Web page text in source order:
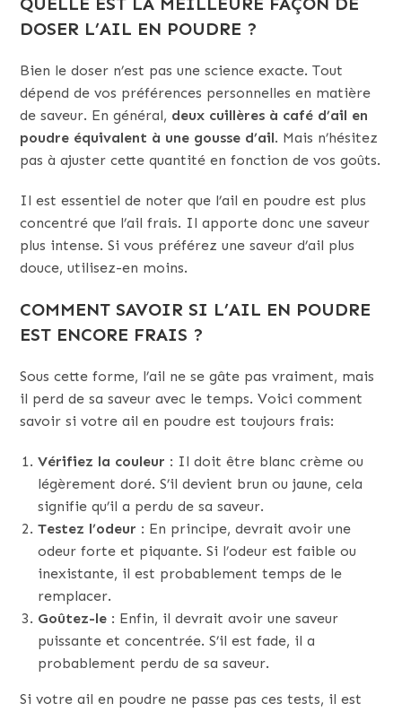
DOSER L’AIL EN POUDRE ?
Bien le doser n’est pas une science exacte. Tout
dépend de vos préférences personnelles en matière
de saveur. En général, deux cuillères à café d’ail en
poudre équivalent à une gousse d’ail. Mais n’hésitez
pas à ajuster cette quantité en fonction de vos goûts.
Il est essentiel de noter que l’ail en poudre est plus
concentré que l’ail frais. Il apporte donc une saveur
plus intense. Si vous préférez une saveur d’ail plus
douce, utilisez-en moins.
COMMENT SAVOIR SI L’AIL EN POUDRE
EST ENCORE FRAIS ?
Sous cette forme, l’ail ne se gâte pas vraiment, mais
il perd de sa saveur avec le temps. Voici comment
savoir si votre ail en poudre est toujours frais:
Vérifiez la couleur : Il doit être blanc crème ou
légèrement doré. S’il devient brun ou jaune, cela
signifie qu’il a perdu de sa saveur.
Testez l’odeur : En principe, devrait avoir une
odeur forte et piquante. Si l’odeur est faible ou
inexistante, il est probablement temps de le
remplacer.
Goûtez-le : Enfin, il devrait avoir une saveur
puissante et concentrée. S’il est fade, il a
probablement perdu de sa saveur.
Si votre ail en poudre ne passe pas ces tests, il est